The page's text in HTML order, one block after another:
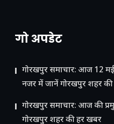
गो अपडेट
गोरखपुर समाचार: आज 12
नजर में जानें गोरखपुर शहर
गोरखपुर समाचार: आज की
गोरखपुर शहर की हर खबर